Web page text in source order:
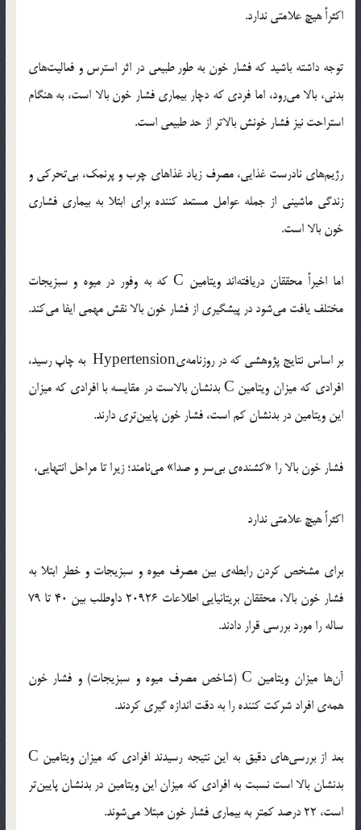
اکثراً هیچ علامتی ندارد.
توجه داشته باشید که فشار خون به طور طبیعی در اثر استرس و فعالیت‌های
بدنی، بالا می‌رود، اما فردی که دچار بیماری فشار خون بالا است، به هنگام
استراحت نیز فشار خونش بالاتر از حد طبیعی است.
رژیم‌های نادرست غذایی، مصرف زیاد غذاهای چرب و پرنمک، بی‌تحرکی و
زندگی ماشینی از جمله عوامل مستعد کننده برای ابتلا به بیماری فشاری
خون بالا است.
اما اخیراً محققان دریافته‌اند ویتامین C که به وفور در میوه و سبزیجات
مختلف یافت می‌شود در پیشگیری از فشار خون بالا نقش مهمی ایفا می‌کند.
بر اساس نتایج پژوهشی که در روزنامه‌یHypertension به چاپ رسید،
افرادی که میزان ویتامین C بدنشان بالاست در مقایسه با افرادی که میزان
این ویتامین در بدنشان کم است، فشار خون پایین‌تری دارند.
فشار خون بالا را «کشنده‌ی بی‌سر و صدا» می‌نامند؛ زیرا تا مراحل انتهایی،
اکثراً هیچ علامتی ندارد
برای مشخص کردن رابطه‌ی بین مصرف میوه و سبزیجات و خطر ابتلا به
فشار خون بالا، محققان بریتانیایی اطلاعات 20926 داوطلب بین 40 تا 79
ساله را مورد بررسی قرار دادند.
آن‌ها میزان ویتامین C (شاخص مصرف میوه و سبزیجات) و فشار خون
همه‌ی افراد شرکت کننده را به دقت اندازه گیری کردند.
بعد از بررسی‌های دقیق به این نتیجه رسیدند افرادی که میزان ویتامین C
بدنشان بالا است نسبت به افرادی که میزان این ویتامین در بدنشان پایین‌تر
است، 22 درصد کمتر به بیماری فشار خون مبتلا می‌شوند.